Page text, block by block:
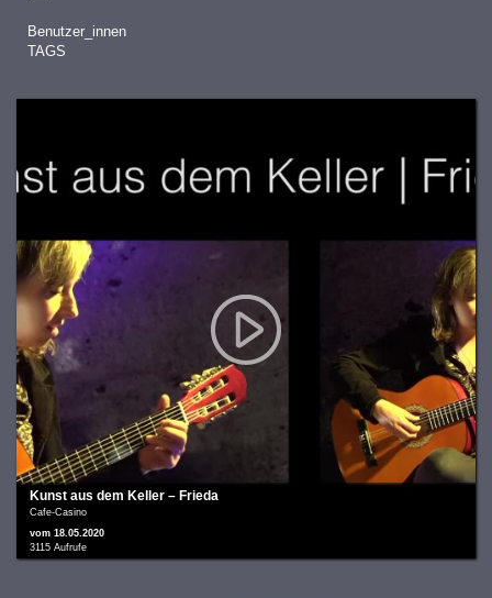
Kunst aus dem Keller – Frieda
Cafe-Casino
vom 18.05.2020
3115 Aufrufe
Benutzer_innen
TAGS